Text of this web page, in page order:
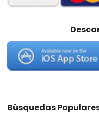
Búsquedas